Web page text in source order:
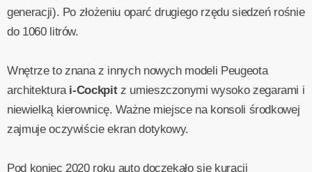
generacji). Po złożeniu oparć drugiego rzędu siedzeń rośnie
do 1060 litrów.
Wnętrze to znana z innych nowych modeli Peugeota
architektura i-Cockpitz umieszczonymi wysoko zegarami i
niewielką kierownicę. Ważne miejsce na konsoli środkowej
zajmuje oczywiście ekran dotykowy.
Pod koniec 2020 roku auto doczekało się kuracji